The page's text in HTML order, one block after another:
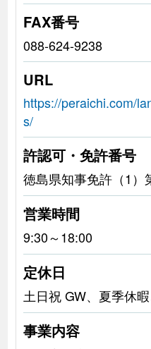
FAX番号
088-624-9238
URL
https://peraichi.com/
s/
許認可・免許番号
徳島県知事免許（1）
営業時間
9:30～18:00
定休日
土日祝 GW、夏季休
事業内容